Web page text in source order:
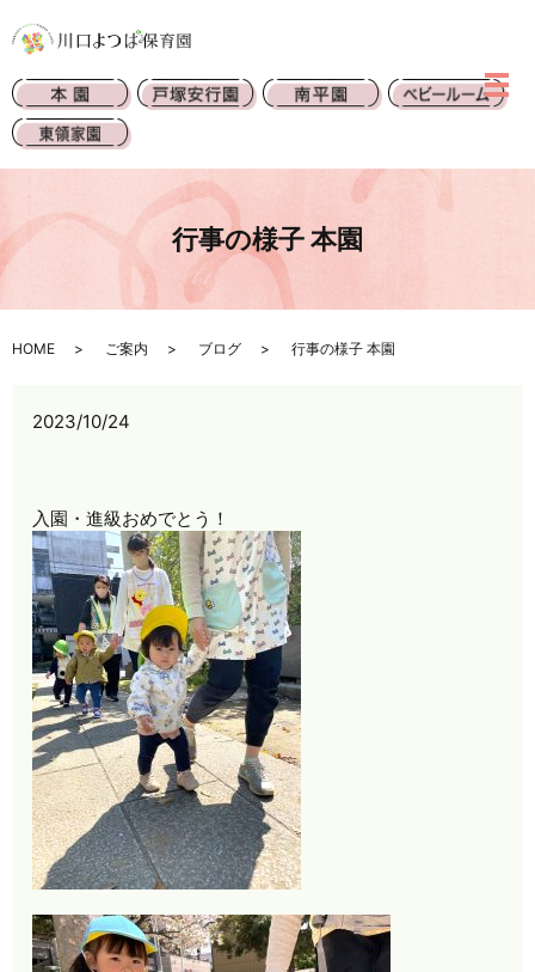
行事の様子 本園
HOME ご案内 ブログ 行事の様子 本園
2023/10/24
入園・進級おめでとう！